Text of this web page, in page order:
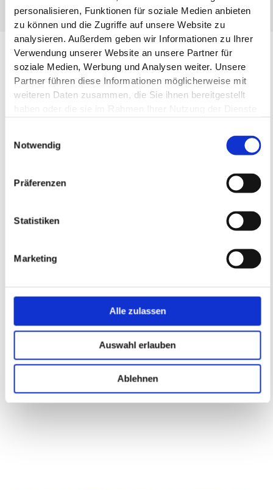
personalisieren, Funktionen für soziale Medien anbieten
zu können und die Zugriffe auf unsere Website zu
analysieren. Außerdem geben wir Informationen zu Ihrer
Verwendung unserer Website an unsere Partner für
soziale Medien, Werbung und Analysen weiter. Unsere
Partner führen diese Informationen möglicherweise mit
weiteren Daten zusammen, die Sie ihnen bereitgestellt
Notwendig
Präferenzen
Statistiken
Marketing
Alle zulassen
Auswahl erlauben
Ablehnen
Entdecken Sie weitere spannende
Beiträge zum Thema ISO und AZAV:
Bildungsträger
Jetzt ist der richtige Zeitpunkt, Maßnahmen neu zu bewerten.